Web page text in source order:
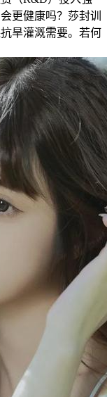
更健康吗？莎封训
旱灌溉需要。若何